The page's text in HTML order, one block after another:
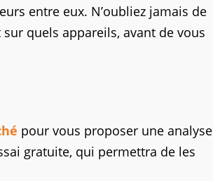
entre eux. N’oubliez jamais de
quels appareils, avant de vous
pour vous proposer une analyse
gratuite, qui permettra de les